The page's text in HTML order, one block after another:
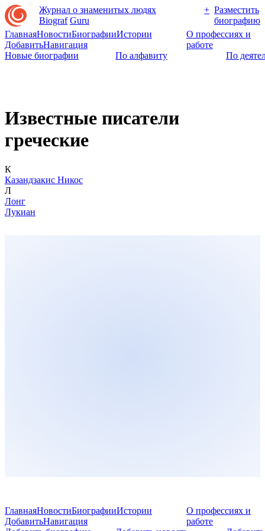
Журнал о знаменитых людях
Biograf Guru
+ Разместить
биографию
ГлавнаяНовостиБиографииИстории
ДобавитьНавигация
О профессиях и
работе
Новые биографии
По алфавиту По
Известные писатели
греческие
К
Казандзакис Никос
Л
Лонг
Лукиан
ГлавнаяНовостиБиографииИстории
ДобавитьНавигация
О профессиях и
работе